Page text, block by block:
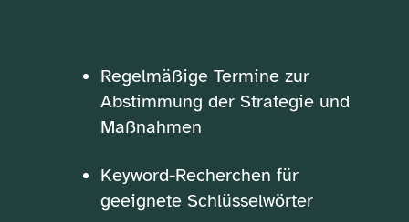
Regelmäßige Termine zur
Abstimmung der Strategie und
Maßnahmen
Keyword-Recherchen für
geeignete Schlüsselwörter